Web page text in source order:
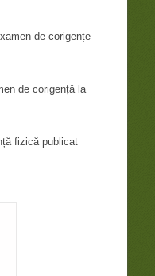
de corigențe
de corigență la
fizică publicat